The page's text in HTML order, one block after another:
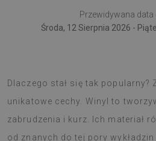
Przewidywana
Środa, 12 Sierpnia 2026 -
Dlaczego stał się tak popularny?
unikatowe cechy. Winyl to
zabrudzenia i kurz. Ich materiał
od znanych do tej pory